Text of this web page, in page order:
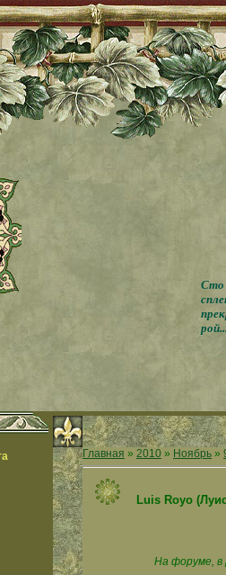
Сто
Главная » 2010 » Ноябрь »
Luis Royo
На форуме, в